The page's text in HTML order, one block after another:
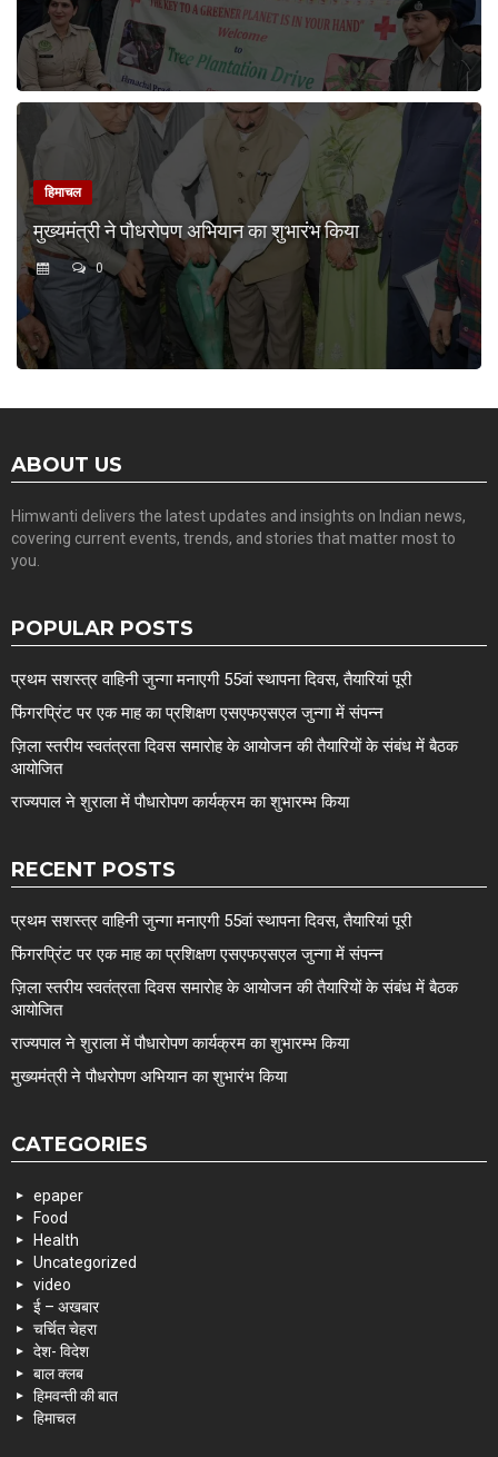
हिमाचल
मुख्यमंत्री ने पौधरोपण अभियान का शुभारंभ किया
0
ABOUT US
Himwanti delivers the latest updates and insights on Indian news,
covering current events, trends, and stories that matter most to
you.
POPULAR POSTS
प्रथम सशस्त्र वाहिनी जुन्गा मनाएगी 55वां स्थापना दिवस, तैयारियां पूरी
फिंगरप्रिंट पर एक माह का प्रशिक्षण एसएफएसएल जुन्गा में संपन्न
ज़िला स्तरीय स्वतंत्रता दिवस समारोह के आयोजन की तैयारियों के संबंध में बैठक
आयोजित
राज्यपाल ने शुराला में पौधारोपण कार्यक्रम का शुभारम्भ किया
RECENT POSTS
प्रथम सशस्त्र वाहिनी जुन्गा मनाएगी 55वां स्थापना दिवस, तैयारियां पूरी
फिंगरप्रिंट पर एक माह का प्रशिक्षण एसएफएसएल जुन्गा में संपन्न
ज़िला स्तरीय स्वतंत्रता दिवस समारोह के आयोजन की तैयारियों के संबंध में बैठक
आयोजित
राज्यपाल ने शुराला में पौधारोपण कार्यक्रम का शुभारम्भ किया
मुख्यमंत्री ने पौधरोपण अभियान का शुभारंभ किया
CATEGORIES
epaper
Food
Health
Uncategorized
video
ई – अखबार
चर्चित चेहरा
देश- विदेश
बाल क्लब
हिमवन्ती की बात
हिमाचल